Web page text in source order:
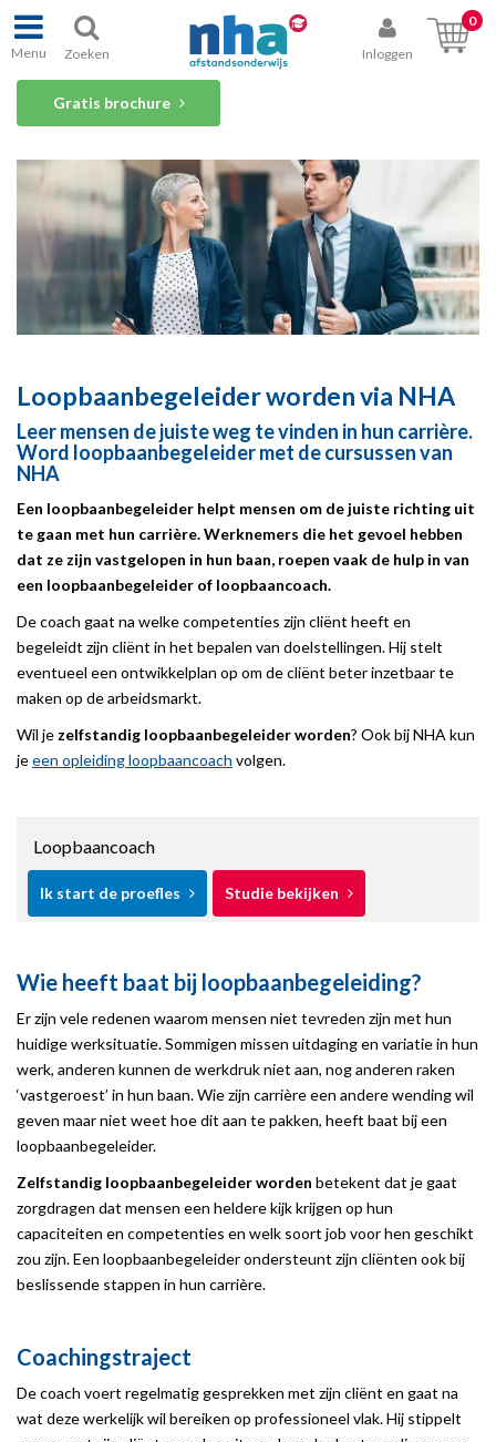
Menu Zoeken Inloggen
0
Gratis brochure
Loopbaanbegeleider worden via NHA
Leer mensen de juiste weg te vinden in hun carrière.
Word loopbaanbegeleider met de cursussen van
NHA
Een loopbaanbegeleider helpt mensen om de juiste richting uit
te gaan met hun carrière. Werknemers die het gevoel hebben
dat ze zijn vastgelopen in hun baan, roepen vaak de hulp in van
een loopbaanbegeleider of loopbaancoach.
De coach gaat na welke competenties zijn cliënt heeft en
begeleidt zijn cliënt in het bepalen van doelstellingen. Hij stelt
eventueel een ontwikkelplan op om de cliënt beter inzetbaar te
maken op de arbeidsmarkt.
Wil je zelfstandig loopbaanbegeleider worden? Ook bij NHA kun
jeeen opleiding loopbaancoach volgen.
Loopbaancoach
Ik start de proefles Studie bekijken
Wie heeft baat bij loopbaanbegeleiding?
Er zijn vele redenen waarom mensen niet tevreden zijn met hun
huidige werksituatie. Sommigen missen uitdaging en variatie in hun
werk, anderen kunnen de werkdruk niet aan, nog anderen raken
‘vastgeroest’ in hun baan. Wie zijn carrière een andere wending wil
geven maar niet weet hoe dit aan te pakken, heeft baat bij een
loopbaanbegeleider.
Zelfstandig loopbaanbegeleider worden betekent dat je gaat
zorgdragen dat mensen een heldere kijk krijgen op hun
capaciteiten en competenties en welk soort job voor hen geschikt
zou zijn. Een loopbaanbegeleider ondersteunt zijn cliënten ook bij
beslissende stappen in hun carrière.
Coachingstraject
De coach voert regelmatig gesprekken met zijn cliënt en gaat na
wat deze werkelijk wil bereiken op professioneel vlak. Hij stippelt